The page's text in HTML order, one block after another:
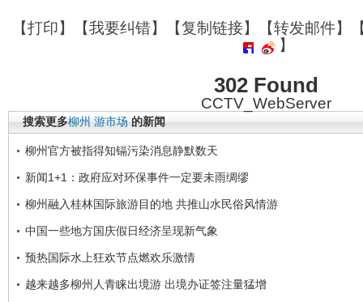
【打印】【我要纠错】【复制链接】【转发邮件】
】
302 Found
CCTV_WebServer
搜索更多柳州 游市场 的新闻
柳州官方被指得知镉污染消息静默数天
新闻1+1：政府应对环保事件一定要未雨绸缪
柳州融入桂林国际旅游目的地 共推山水民俗风情游
中国一些地方国庆假日经济呈现新气象
预热国际水上狂欢节点燃欢乐激情
越来越多柳州人青睐出境游 出境办证签注量猛增